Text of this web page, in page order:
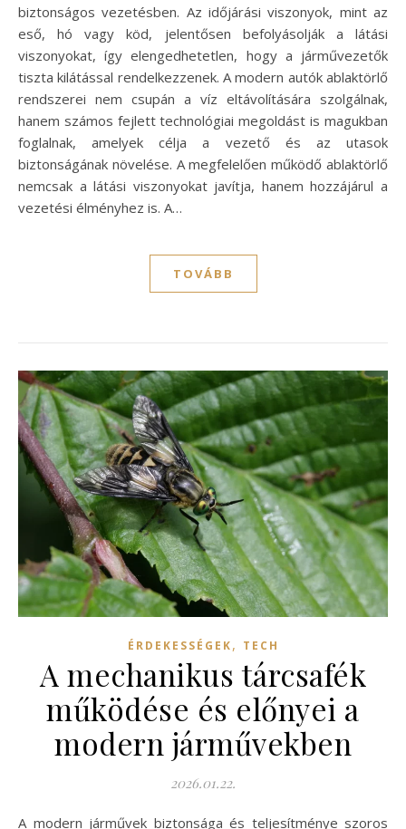
biztonságos vezetésben. Az időjárási viszonyok, mint az
eső, hó vagy köd, jelentősen befolyásolják a látási
viszonyokat, így elengedhetetlen, hogy a járművezetők
tiszta kilátással rendelkezzenek. A modern autók ablaktörlő
rendszerei nem csupán a víz eltávolítására szolgálnak,
hanem számos fejlett technológiai megoldást is magukban
foglalnak, amelyek célja a vezető és az utasok
biztonságának növelése. A megfelelően működő ablaktörlő
nemcsak a látási viszonyokat javítja, hanem hozzájárul a
vezetési élményhez is. A…
TOVÁBB
ÉRDEKESSÉGEK, TECH
A mechanikus tárcsafék
működése és előnyei a
modern járművekben
2026.01.22.
A modern járművek biztonsága és teljesítménye szoros